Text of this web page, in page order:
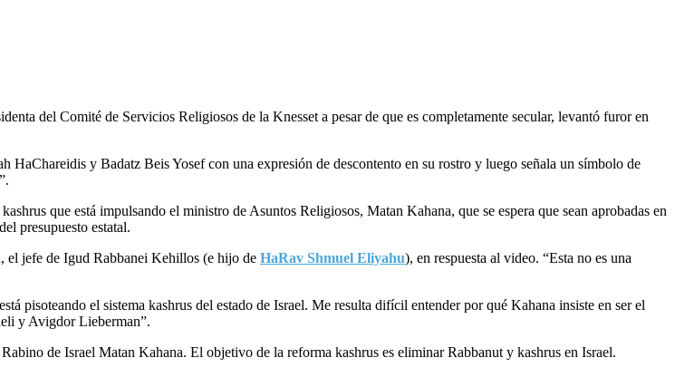
del Comité de Servicios Religiosos de la Knesset a pesar de que es completamente secular, levantó furor en
y Badatz Beis Yosef con una expresión de descontento en su rostro y luego señala un símbolo de
que está impulsando el ministro de Asuntos Religiosos, Matan Kahana, que se espera que sean aprobadas en
presupuesto estatal.
el jefe de Igud Rabbanei Kehillos (e hijo de HaRav Shmuel Eliyahu), en respuesta al video. “Esta no es una
pisoteando el sistema kashrus del estado de Israel. Me resulta difícil entender por qué Kahana insiste en ser el
y Avigdor Lieberman”.
de Israel Matan Kahana. El objetivo de la reforma kashrus es eliminar Rabbanut y kashrus en Israel.